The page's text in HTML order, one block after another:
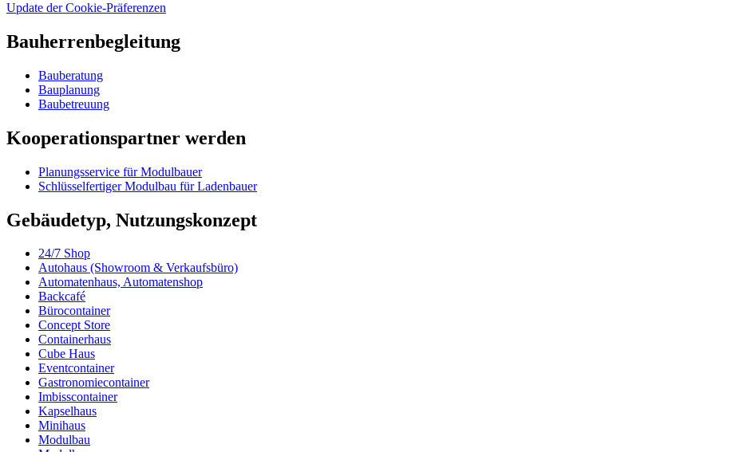
Update der Cookie-Präferenzen
Bauherrenbegleitung
Bauberatung
Bauplanung
Baubetreuung
Kooperationspartner werden
Planungsservice für Modulbauer
Schlüsselfertiger Modulbau für Ladenbauer
Gebäudetyp, Nutzungskonzept
24/7 Shop
Autohaus (Showroom & Verkaufsbüro)
Automatenhaus, Automatenshop
Backcafé
Bürocontainer
Concept Store
Containerhaus
Cube Haus
Eventcontainer
Gastronomiecontainer
Imbisscontainer
Kapselhaus
Minihaus
Modulbau